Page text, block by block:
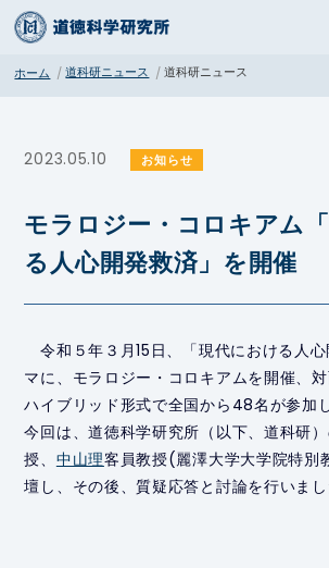
ホーム 道科研ニュース 道科研ニュース
2023.05.10 お知らせ
モラロジー・コロキアム
る人心開発救済」を開催
令和５年３月15日、「現代における人
マに、モラロジー・コロキアムを開催、
ハイブリッド形式で全国から48名が参加
今回は、道徳科学研究所（以下、道科研
授、 中山理客員教授(麗澤大学大学院特別
壇し、その後、質疑応答と討論を行いまし